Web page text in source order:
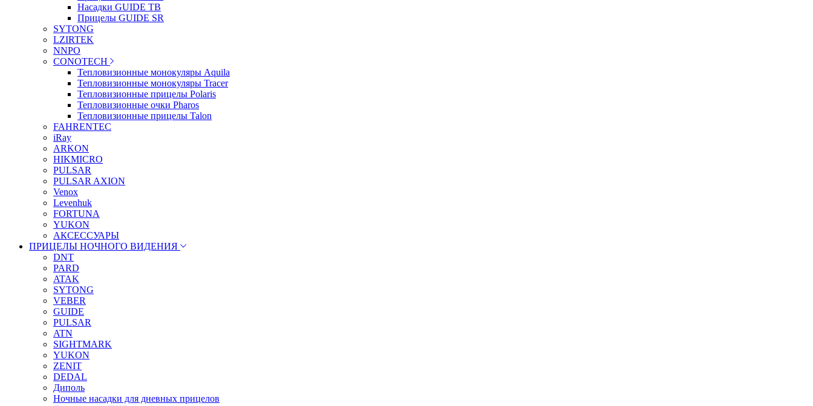
Насадки GUIDE TB
Прицелы GUIDE SR
SYTONG
LZIRTEK
NNPO
CONOTECH
Тепловизионные монокуляры Aquila
Тепловизионные монокуляры Tracer
Тепловизионные прицелы Polaris
Тепловизионные очки Pharos
Тепловизионные прицелы Talon
FAHRENTEC
iRay
ARKON
HIKMICRO
PULSAR
PULSAR AXION
Venox
Levenhuk
FORTUNA
YUKON
АКСЕССУАРЫ
ПРИЦЕЛЫ НОЧНОГО ВИДЕНИЯ
DNT
PARD
ATAK
SYTONG
VEBER
GUIDE
PULSAR
ATN
SIGHTMARK
YUKON
ZENIT
DEDAL
Диполь
Ночные насадки для дневных прицелов